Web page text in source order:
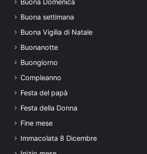
Buona Domenica
Buona settimana
Buona Vigilia di Natale
Buonanotte
Buongiorno
Compleanno
Festa del papà
Festa della Donna
Fine mese
Immacolata 8 Dicembre